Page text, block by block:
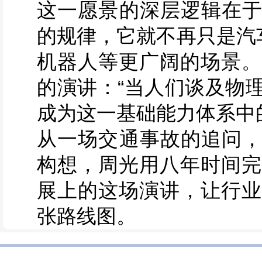
这一愿景的深层逻辑在
的规律，它就不再只是汽
机器人等更广阔的场景
的演讲：“当人们谈及物
成为这一基础能力体系中
从一场交通事故的追问
构想，周光用八年时间
展上的这场演讲，让行
张路线图。